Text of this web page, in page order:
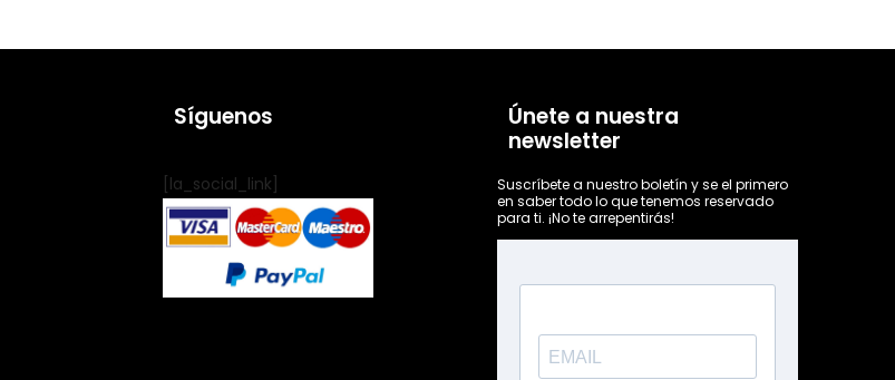
Síguenos
[la_social_link]
Únete a nuestra
newsletter
Suscríbete a nuestro boletín y se el primero
en saber todo lo que tenemos reservado
para ti. ¡No te arrepentirás!